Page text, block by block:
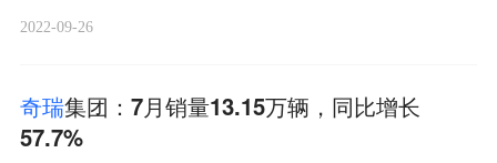
2022-09-26
奇瑞集团：7月销量13.15万辆，同比增长
57.7%